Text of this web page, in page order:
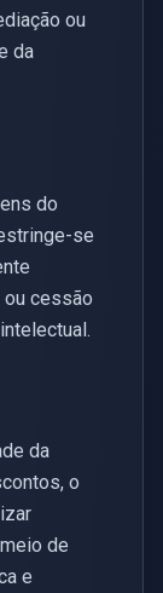
ou
da
do
se
ou cessão
da
o
de
e